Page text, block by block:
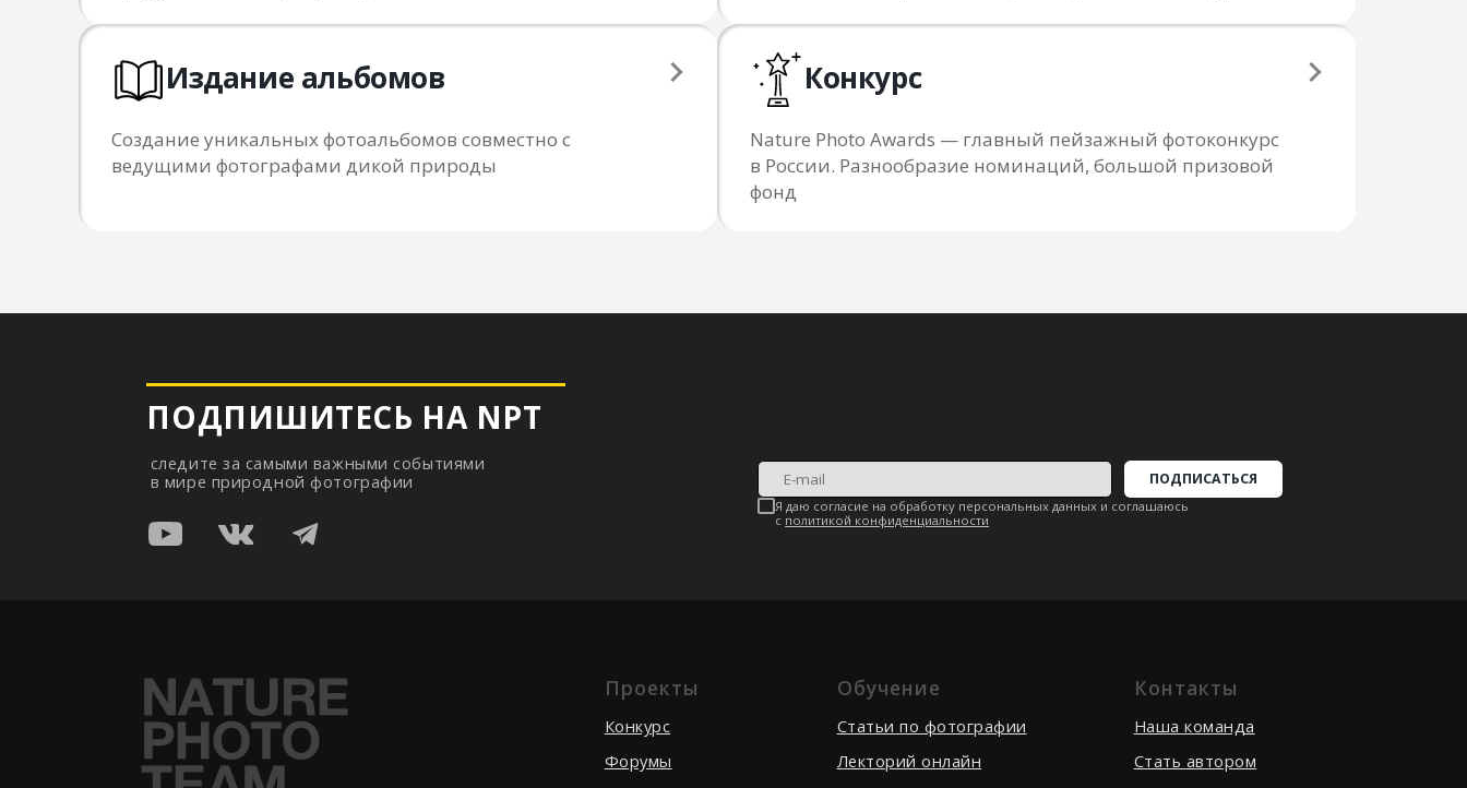
Издание альбомов
Создание уникальных фотоальбомов совместно с
ведущими фотографами дикой природы
Конкурс
Nature Photo Awards — главный пейзажный фотоконкурс
в России. Разнообразие номинаций, большой призовой
фонд
Проекты
Конкурс
Форумы
Обучение
Cтатьи по фотографии
Лекторий онлайн
Контакты
Наша команда
Стать автором
©2026Nature Photo Team